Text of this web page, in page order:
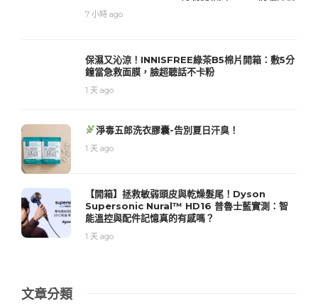
7 小時 ago
保濕又沁涼！INNISFREE綠茶B5棉片開箱：敷5分
鐘當急救面膜，臉超聽話不卡粉
1 天 ago
淨毒五郎洗衣膠囊-告別夏日汗臭！
1 天 ago
【開箱】拯救敏弱頭皮與乾燥髮尾！Dyson
Supersonic Nural™ HD16 普魯士藍實測：智
能溫控與配件記憶真的有感嗎？
1 天 ago
文章分類